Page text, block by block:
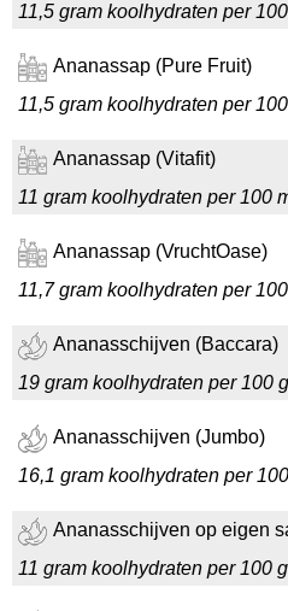
11,5 gram koolhydraten per
Ananassap (Pure Fruit)
11,5 gram koolhydraten per
Ananassap (Vitafit)
11 gram koolhydraten per 100
Ananassap (VruchtOase)
11,7 gram koolhydraten per
Ananasschijven (Baccara)
19 gram koolhydraten per 100
Ananasschijven (Jumbo)
16,1 gram koolhydraten per
Ananasschijven op eigen
11 gram koolhydraten per 100